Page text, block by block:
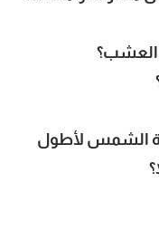
العشب؟
الشمس لأطول